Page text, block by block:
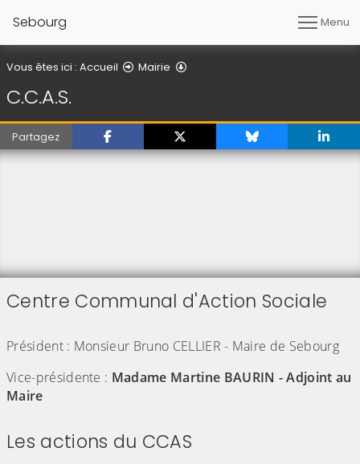
Sebourg Menu
Vous êtes ici : Accueil Mairie
C.C.A.S.
Partagez
Centre Communal d'Action Sociale
Président : Monsieur Bruno CELLIER - Maire de Sebourg
Vice-présidente : Madame Martine BAURIN - Adjoint au
Maire
Les actions du CCAS